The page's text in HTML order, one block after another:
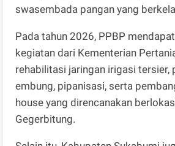
swasembada pangan yang
Pada tahun 2026, PPBP
kegiatan dari Kementerian
rehabilitasi jaringan irigasi tersier,
embung, pipanisasi, serta
house yang direncanakan
Gegerbitung.